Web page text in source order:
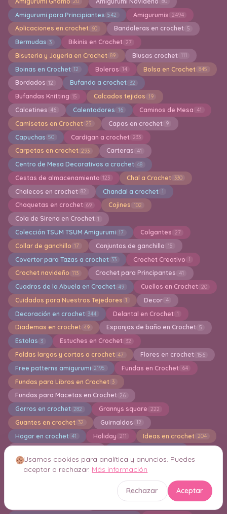
Amigurumi para Principiantes 542 Amigurumis 2494
Aplicaciones en crochet 60 Bandoleras en crochet 5
Bermudas 3 Bikinis en Crochet 27
Bisuteria y Joyeria en Crochet 89 Blusas crochet 111
Boinas en Crochet 12 Boleros 14 Bolsa en Crochet 845
Bordados 12 Bufanda a crochet 32
Bufandas Knitting 15 Calcados tejidos 19
Calcetines 46 Calentadores 16 Caminos de Mesa 41
Camisetas en Crochet 25 Capas en crochet 9
Capuchas 50 Cardigan a crochet 233
Carpetas en crochet 293 Carteras 41
Centro de Mesa Decorativos a crochet 48
Cestas de almacenamiento 123 Chal a Crochet 330
Chalecos en crochet 82 Chandal a crochet 1
Chaquetas en crochet 69 Cojines 102
Cola de Sirena en Crochet 1
Colección TSUM TSUM Amigurumi 17 Colgantes 27
Collar de ganchillo 17 Conjuntos de ganchillo 15
Covertor para Tazas a crochet 33 Crochet Creativo 1
Crochet navideño 113 Crochet para Principantes 41
Cuadros de la Abuela en Crochet 49 Cuellos en Crochet 20
Cuidados para Nuestros Tejedores 1 Decor 4
Decoración en crochet 344 Delantal en Crochet 1
Diademas en crochet 49 Esponjas de baño en Crochet 5
Estolas 3 Estuches en Crochet 32
Faldas largas y cortas a crochet 47 Flores en crochet 156
Free patterns amigurumi 2195 Fundas en Crochet 64
Fundas para Libros en Crochet 3
Fundas para Macetas en Crochet 26
Gorros en crochet 282 Grannys square 222
Guantes en crochet 32 Guirnaldas 12
Hogar en crochet 41 Holiday 211 Ideas en crochet 204
Juegos de Baño 12 Jumper 10 Kimonos 5
Limpiadoras de maquillaje en crochet 4
Usamos cookies para analítica y anuncios. Puedes
aceptar o rechazar. Más información
Rechazar Aceptar